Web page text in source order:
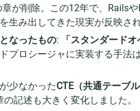
章が削除。この12年で、Rails
生み出してきた現実が反映され
なったもの: 「スタンダード
プロシージャに実装する手法
少なかったCTE（共通テーブル
記述も大きく変化しました。